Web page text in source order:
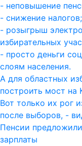
- неповышение
- снижение налогов;
- розыгрыш
избирательных
- просто деньги
слоям населения.
А для областных
построить мост на
Вот только их рог
после выборов, -
Пенсии
зарплаты